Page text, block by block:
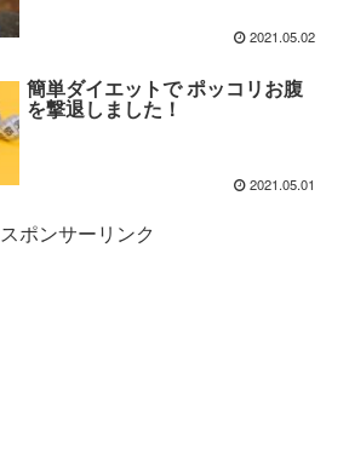
2021.05.02
簡単ダイエットで ポッコリお腹
を撃退しました！
2021.05.01
スポンサーリンク